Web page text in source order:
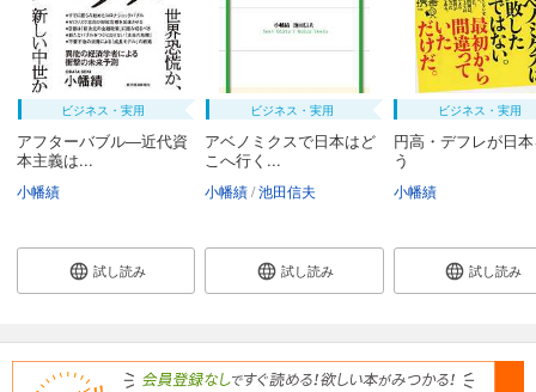
ビジネス・実用
アフターバブル―近代資
本主義は...
小幡績
試し読み
ビジネス・実用
アベノミクスで日本はど
こへ行く...
小幡績 池田信夫
試し読み
ビジネス・実用
円高・デフレが日
う
小幡績
試し読み